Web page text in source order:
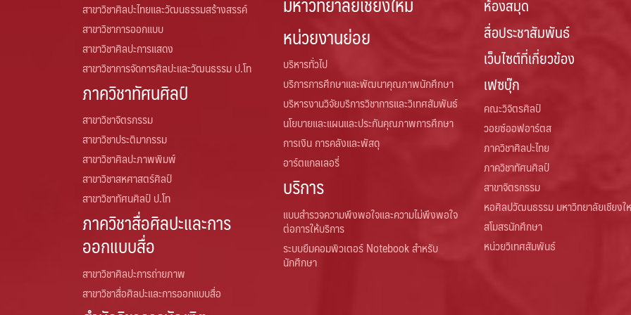
สาขาวิชาศิลปะไทยและวัฒนธรรมสร้างสรรค์
สาขาวิชาการออกแบบ
สาขาวิชาศิลปะการแสดง
สาขาวิชาการจัดการศิลปะและวัฒนธรรม ป.โท
ภาควิชาทัศนศิลป์
สาขาวิชาจิตรกรรม
สาขาวิชาประติมากรรม
สาขาวิชาศิลปะภาพพิมพ์
สาขาวิชาสหศาสตร์ศิลป์
สาขาวิชาทัศนศิลป์ ป.โท
ภาควิชาสื่อศิลปะและการ
ออกแบบสื่อ
สาขาวิชาศิลปะการถ่ายภาพ
สาขาวิชาสื่อศิลปะและการออกแบบสื่อ
หน่วยงานย่อย
บริหารทั่วไป
บริการการศึกษาและพัฒนาคุณภาพนักศึกษา
บริหารงานวิจัยบริการวิชาการและวิเทศสัมพันธ์
นโยบายและแผนและประกันคุณภาพการศึกษา
การเงิน การคลังและพัสดุ
อาร์ตแกลเลอรี่
บริการ
แบบสำรวจความพึงพอใจและความไม่พึงพอใจ
ต่อการให้บริการ
ระบบยืมคอมพิวเตอร์ Notebook สำหรับ
นักศึกษา
ห้องสมุด
สื่อประชาสัมพันธ์
เว็บไซต์ที่เกี่ยวข้อง
เฟซบุ๊ก
คณะวิจิตรศิลป์
วอยซ์ออฟอาร์ตส
ภาควิชาศิลปะไทย
ภาควิชาทัศนศิลป์
สาขาจิตรกรรม
หอศิลปวัฒนธรรม มหาวิทยาลัยเชียงใ
สโมสรนักศึกษา
หน่วยวิเทศสัมพันธ์